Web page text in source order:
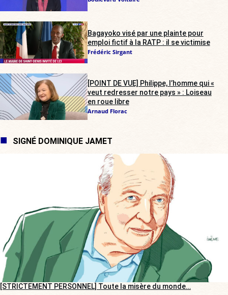
Bagayoko visé par une plainte pour
emploi fictif à la RATP : il se victimise
Frédéric Sirgant
[POINT DE VUE] Philippe, l’homme qui «
veut redresser notre pays » : Loiseau
en roue libre
Arnaud Florac
SIGNÉ DOMINIQUE JAMET
[STRICTEMENT PERSONNEL] Toute la misère du monde…